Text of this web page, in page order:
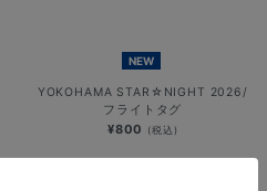
NEW
YOKOHAMA STAR☆NIGHT 2026/
フライトタグ
¥800 (税込)